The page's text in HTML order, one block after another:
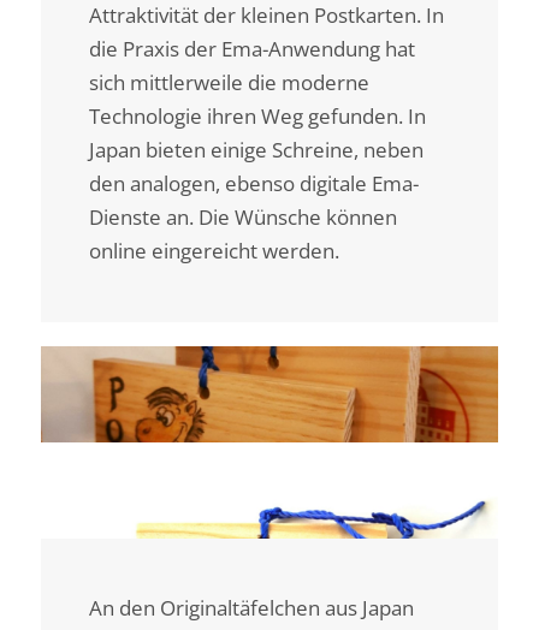
Attraktivität der kleinen Postkarten. In
die Praxis der Ema-Anwendung hat
sich mittlerweile die moderne
Technologie ihren Weg gefunden. In
Japan bieten einige Schreine, neben
den analogen, ebenso digitale Ema-
Dienste an. Die Wünsche können
online eingereicht werden.
An den Originaltäfelchen aus Japan